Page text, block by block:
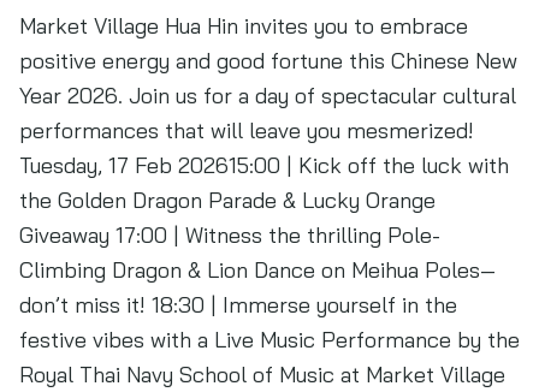
Market Village Hua Hin invites you to embrace
positive energy and good fortune this Chinese New
Year 2026. Join us for a day of spectacular cultural
performances that will leave you mesmerized!
Tuesday, 17 Feb 202615:00 | Kick off the luck with
the Golden Dragon Parade & Lucky Orange
Giveaway 17:00 | Witness the thrilling Pole-
Climbing Dragon & Lion Dance on Meihua Poles—
don’t miss it! 18:30 | Immerse yourself in the
festive vibes with a Live Music Performance by the
Royal Thai Navy School of Music at Market Village